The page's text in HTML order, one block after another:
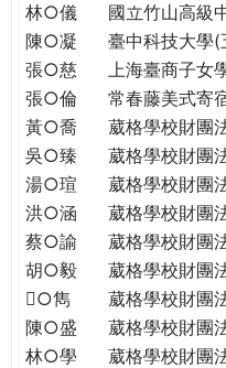
民。
WAGOR
TODAY
THE
WORLD
TOMORROW
PUTTING
YOU
THE
PATH
林○儀
國立竹山高級
陳○凝
臺中科技大學(
張○慈
上海臺商子女
張○倫
常春藤美式寄
黃○喬
葳格學校財團
吳○臻
葳格學校財團
湯○瑄
葳格學校財團
洪○涵
葳格學校財團
蔡○諭
葳格學校財團
胡○毅
葳格學校財團
○雋
葳格學校財團
陳○盛
葳格學校財團
林○學
葳格學校財團